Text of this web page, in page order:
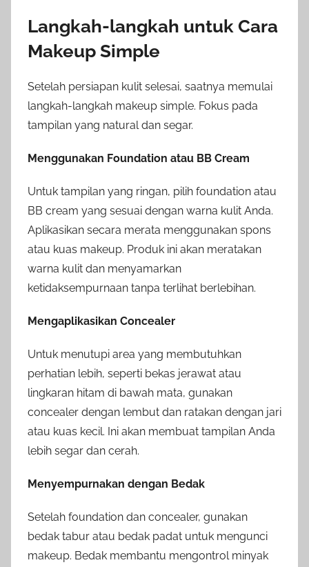
Langkah-langkah untuk Cara
Makeup Simple
Setelah persiapan kulit selesai, saatnya memulai
langkah-langkah makeup simple. Fokus pada
tampilan yang natural dan segar.
Menggunakan Foundation atau BB Cream
Untuk tampilan yang ringan, pilih foundation atau
BB cream yang sesuai dengan warna kulit Anda.
Aplikasikan secara merata menggunakan spons
atau kuas makeup. Produk ini akan meratakan
warna kulit dan menyamarkan
ketidaksempurnaan tanpa terlihat berlebihan.
Mengaplikasikan Concealer
Untuk menutupi area yang membutuhkan
perhatian lebih, seperti bekas jerawat atau
lingkaran hitam di bawah mata, gunakan
concealer dengan lembut dan ratakan dengan jari
atau kuas kecil. Ini akan membuat tampilan Anda
lebih segar dan cerah.
Menyempurnakan dengan Bedak
Setelah foundation dan concealer, gunakan
bedak tabur atau bedak padat untuk mengunci
makeup. Bedak membantu mengontrol minyak